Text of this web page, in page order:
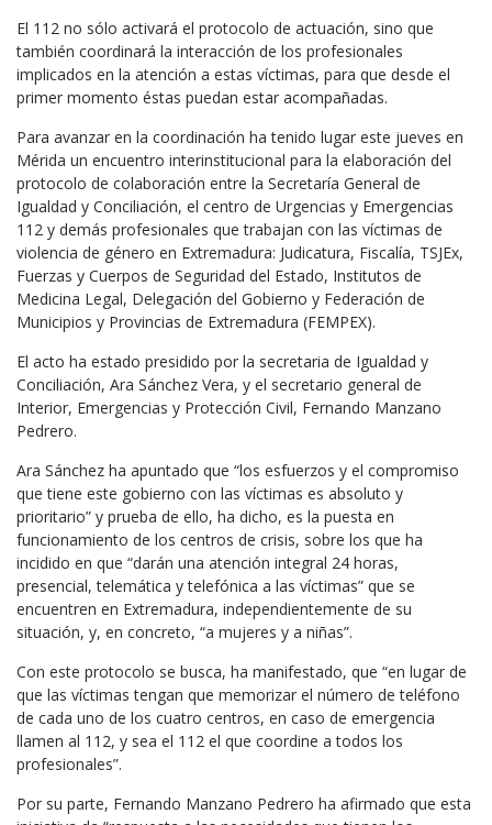
El 112 no sólo activará el protocolo de actuación, sino que
también coordinará la interacción de los profesionales
implicados en la atención a estas víctimas, para que desde el
primer momento éstas puedan estar acompañadas.
Para avanzar en la coordinación ha tenido lugar este jueves en
Mérida un encuentro interinstitucional para la elaboración del
protocolo de colaboración entre la Secretaría General de
Igualdad y Conciliación, el centro de Urgencias y Emergencias
112 y demás profesionales que trabajan con las víctimas de
violencia de género en Extremadura: Judicatura, Fiscalía, TSJEx,
Fuerzas y Cuerpos de Seguridad del Estado, Institutos de
Medicina Legal, Delegación del Gobierno y Federación de
Municipios y Provincias de Extremadura (FEMPEX).
El acto ha estado presidido por la secretaria de Igualdad y
Conciliación, Ara Sánchez Vera, y el secretario general de
Interior, Emergencias y Protección Civil, Fernando Manzano
Pedrero.
Ara Sánchez ha apuntado que “los esfuerzos y el compromiso
que tiene este gobierno con las víctimas es absoluto y
prioritario” y prueba de ello, ha dicho, es la puesta en
funcionamiento de los centros de crisis, sobre los que ha
incidido en que “darán una atención integral 24 horas,
presencial, telemática y telefónica a las víctimas” que se
encuentren en Extremadura, independientemente de su
situación, y, en concreto, “a mujeres y a niñas”.
Con este protocolo se busca, ha manifestado, que “en lugar de
que las víctimas tengan que memorizar el número de teléfono
de cada uno de los cuatro centros, en caso de emergencia
llamen al 112, y sea el 112 el que coordine a todos los
profesionales”.
Por su parte, Fernando Manzano Pedrero ha afirmado que esta